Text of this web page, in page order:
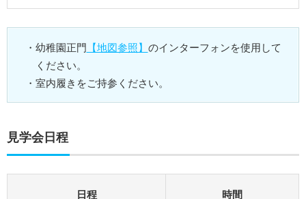
幼稚園正門 【地図参照】 のインターフォンを使用して
ください。
室内履きをご持参ください。
見学会日程
日程 時間